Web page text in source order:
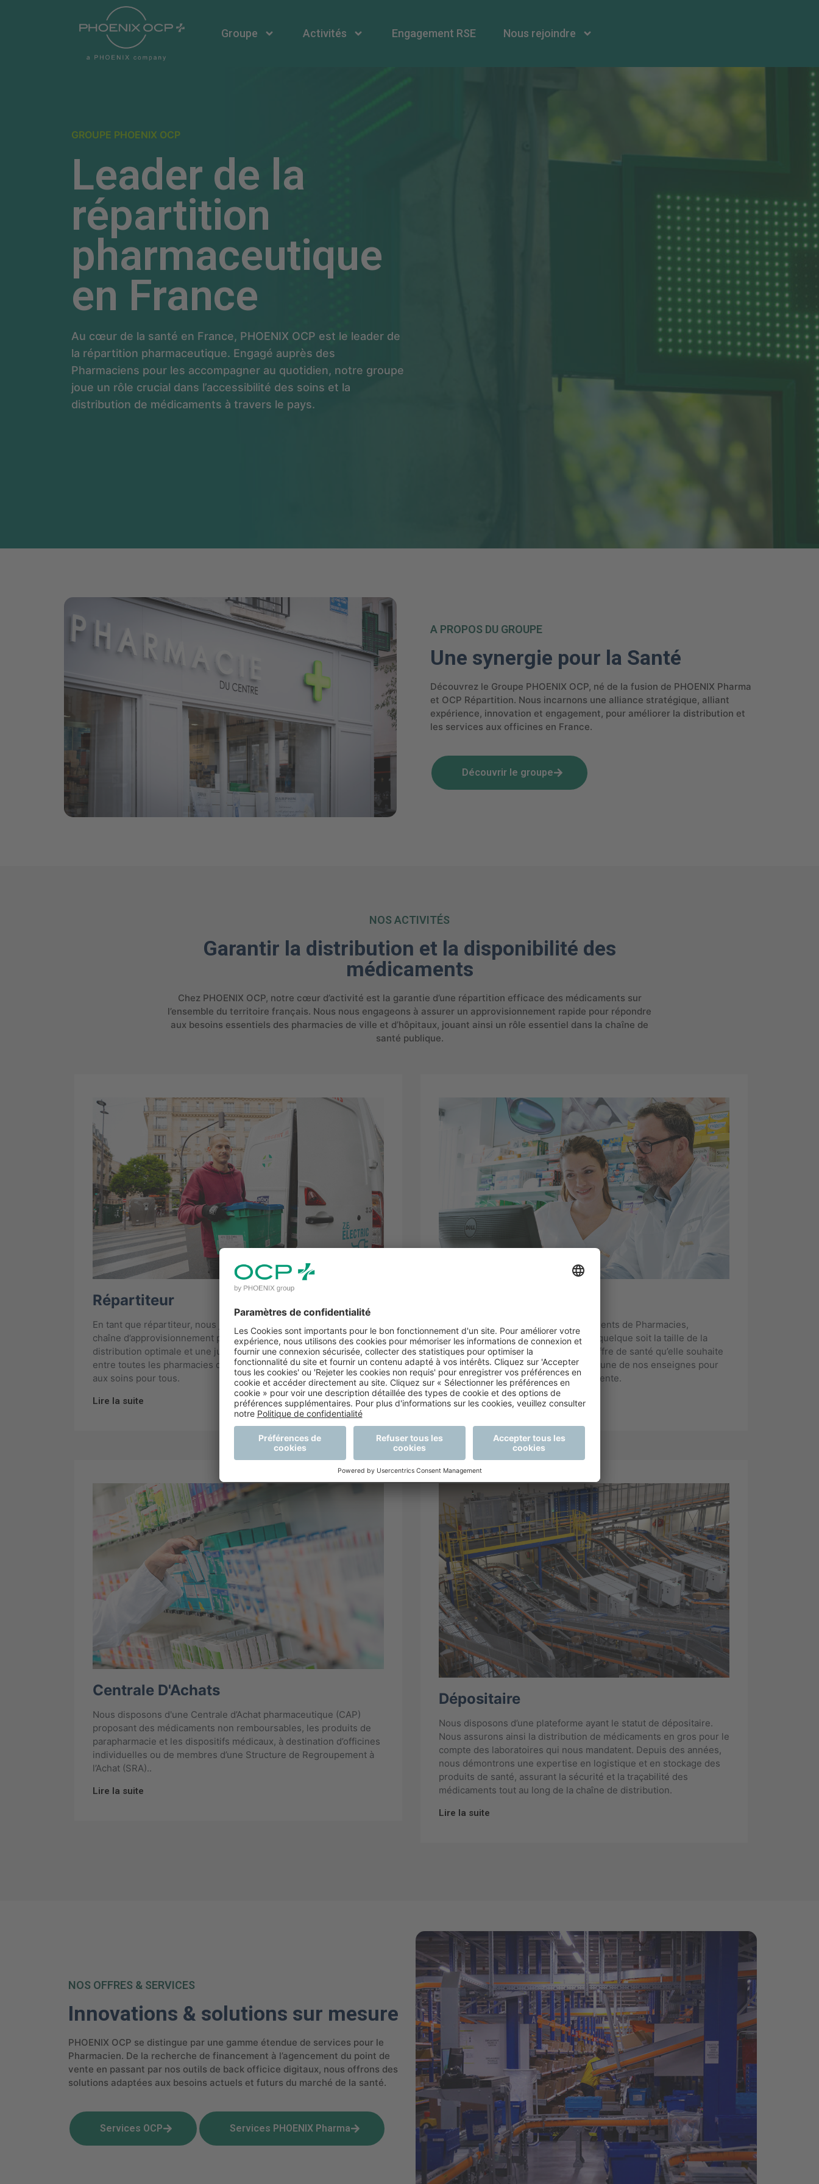
Groupe Activités Engagement RSE Nous rejoindre
GROUPE PHOENIX OCP
Leader de la
répartition
pharmaceutique
en France
Au cœur de la santé en France, PHOENIX OCP est le leader de
la répartition pharmaceutique. Engagé auprès des
Pharmaciens pour les accompagner au quotidien, notre groupe
joue un rôle crucial dans l’accessibilité des soins et la
distribution de médicaments à travers le pays.
A PROPOS DU GROUPE
Une synergie pour la Santé
Découvrez le Groupe PHOENIX OCP, né de la fusion de PHOENIX Pharma
et OCP Répartition. Nous incarnons une alliance stratégique, alliant
expérience, innovation et engagement, pour améliorer la distribution et
les services aux officines en France.
Découvrir le groupe
NOS ACTIVITÉS
Garantir la distribution et la disponibilité des
médicaments
Chez PHOENIX OCP, notre cœur d’activité est la garantie d’une répartition efficace des médicaments sur
l’ensemble du territoire français. Nous nous engageons à assurer un approvisionnement rapide pour répondre
aux besoins essentiels des pharmacies de ville et d’hôpitaux, jouant ainsi un rôle essentiel dans la chaîne de
santé publique.
Répartiteur
En tant que répartiteur, nous jouons un rôle essentiel dans la
chaîne d’approvisionnement pharmaceutique, assurant une
distribution optimale et une juste répartition des produits de santé
entre toutes les pharmacies du territoire, garantissant ainsi l’accès
aux soins pour tous.
Lire la suite
PHOENIX OCP dispose de 4 groupements de Pharmacies,
proposant ainsi une offre diversifiée quelque soit la taille de la
Pharmacie, son environnement ou l’offre de santé qu’elle souhaite
proposer. Les officines s’identifient à une de nos enseignes pour
les aider à développer leur point de vente.
Lire la suite
Centrale D'Achats
Nous disposons d'une Centrale d’Achat pharmaceutique (CAP)
proposant des médicaments non remboursables, les produits de
parapharmacie et les dispositifs médicaux, à destination d’officines
individuelles ou de membres d’une Structure de Regroupement à
l’Achat (SRA)..
Lire la suite
Dépositaire
Nous disposons d’une plateforme ayant le statut de dépositaire.
Nous assurons ainsi la distribution de médicaments en gros pour le
compte des laboratoires qui nous mandatent. Depuis des années,
nous démontrons une expertise en logistique et en stockage des
produits de santé, assurant la sécurité et la traçabilité des
médicaments tout au long de la chaîne de distribution.
Lire la suite
NOS OFFRES & SERVICES
Innovations & solutions sur mesure
PHOENIX OCP se distingue par une gamme étendue de services pour le
Pharmacien. De la recherche de financement à l’agencement du point de
vente en passant par nos outils de back officice digitaux, nous offrons des
solutions adaptées aux besoins actuels et futurs du marché de la santé.
Services OCP Services PHOENIX Pharma